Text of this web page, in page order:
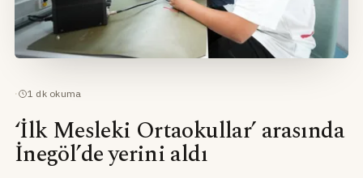
· 1 dk okuma
‘İlk Mesleki Ortaokullar’ arasında
İnegöl’de yerini aldı